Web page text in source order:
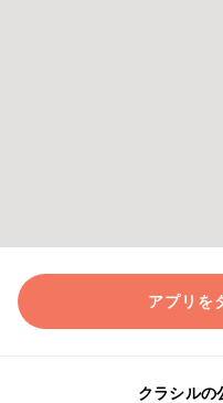
アプリを
クラシルの